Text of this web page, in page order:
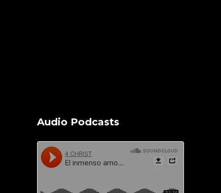
Audio Podcasts